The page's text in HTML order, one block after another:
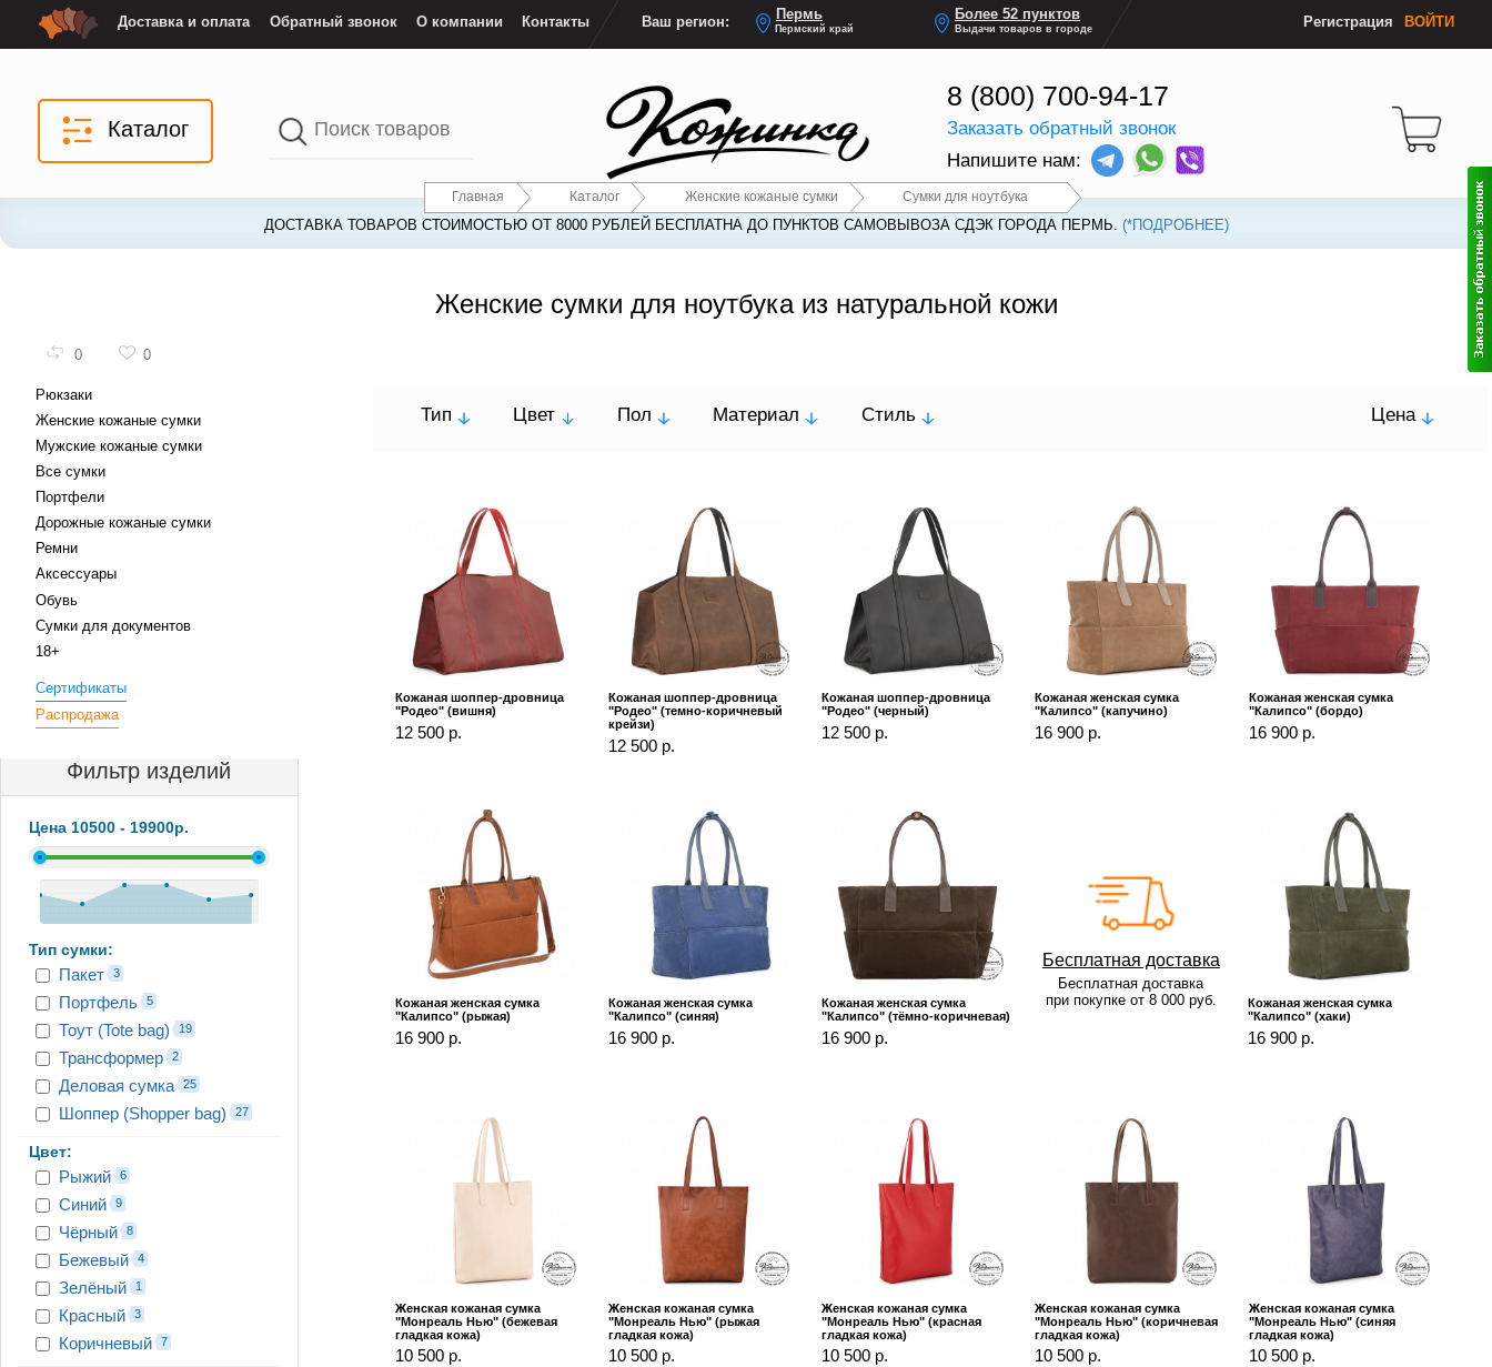
Доставка и оплата Обратный звонок О компании Контакты Ваш регион: Пермь
Пермский край
Более 52 пунктов
Выдачи товаров в городе Регистрация ВОЙТИ
Каталог
8 (800) 700-94-17
Заказать обратный звонок
Напишите нам:
Главная Каталог Женские кожаные сумки Сумки для ноутбука
ДОСТАВКА ТОВАРОВ СТОИМОСТЬЮ ОТ 8000 РУБЛЕЙ БЕСПЛАТНА ДО ПУНКТОВ САМОВЫВОЗА СДЭК ГОРОДА ПЕРМЬ. (*ПОДРОБНЕЕ)
Женские сумки для ноутбука из натуральной кожи
0 0
Рюкзаки
Женские кожаные сумки
Мужские кожаные сумки
Все сумки
Портфели
Дорожные кожаные сумки
Ремни
Аксессуары
Обувь
Сумки для документов
18+
Сертификаты
Распродажа
Фильтр изделий
Цена 10500 - 19900р.
Тип сумки:
Пакет 3
Портфель 5
Тоут (Tote bag) 19
Трансформер 2
Деловая сумка 25
Шоппер (Shopper bag) 27
Цвет:
Рыжий 6
Синий 9
Чёрный 8
Бежевый 4
Зелёный 1
Красный 3
Коричневый 7
Тип Цвет Пол Материал Стиль Цена
Кожаная шоппер-дровница
"Родео" (вишня)
12 500 р.
Кожаная шоппер-дровница
"Родео" (темно-коричневый
крейзи)
12 500 р.
Кожаная шоппер-дровница
"Родео" (черный)
12 500 р.
Кожаная женская сумка
"Калипсо" (капучино)
16 900 р.
Кожаная женская сумка
"Калипсо" (бордо)
16 900 р.
Кожаная женская сумка
"Калипсо" (рыжая)
16 900 р.
Кожаная женская сумка
"Калипсо" (синяя)
16 900 р.
Кожаная женская сумка
"Калипсо" (тёмно-коричневая)
16 900 р.
Бесплатная доставка
Бесплатная доставка
при покупке от 8 000 руб.
Кожаная женская сумка
"Калипсо" (хаки)
16 900 р.
Женская кожаная сумка
"Монреаль Нью" (бежевая
гладкая кожа)
10 500 р.
Женская кожаная сумка
"Монреаль Нью" (рыжая
гладкая кожа)
10 500 р.
Женская кожаная сумка
"Монреаль Нью" (красная
гладкая кожа)
10 500 р.
Женская кожаная сумка
"Монреаль Нью" (коричневая
гладкая кожа)
10 500 р.
Женская кожаная сумка
"Монреаль Нью" (синяя
гладкая кожа)
10 500 р.